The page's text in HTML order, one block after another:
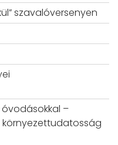
szavalóversenyen
–